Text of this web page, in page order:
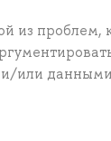
из
или